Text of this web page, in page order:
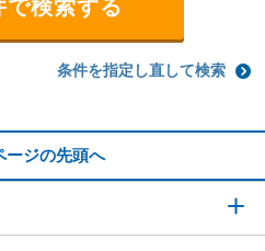
条件を指定し直して検索
ージの先頭へ